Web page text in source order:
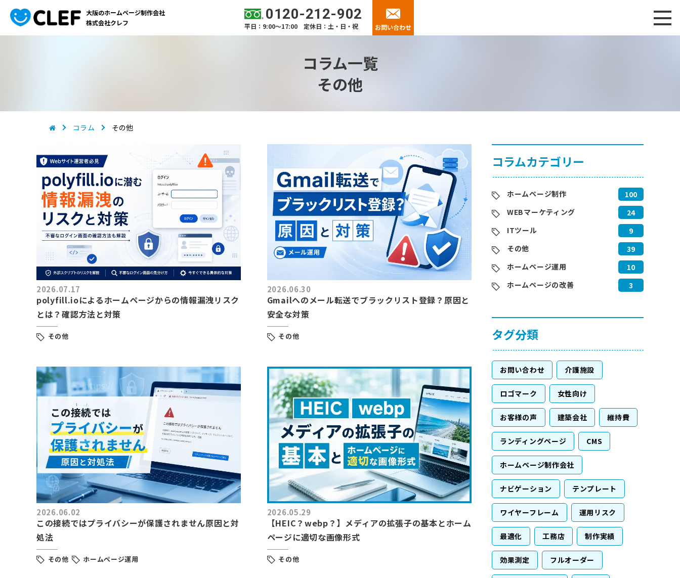
大阪のホームページ制作会社
株式会社クレフ
0120-212-902
平日：9:00～17:00 定休日：土・日・祝 お問い合わせ
コラム一覧
その他
コラム その他
2026.07.17
polyfill.ioによるホームページからの情報漏洩リスク
とは？確認方法と対策
その他
2026.06.30
Gmailへのメール転送でブラックリスト登録？原因と
安全な対策
その他
2026.06.02
この接続ではプライバシーが保護されません原因と対
処法
その他 ホームページ運用
2026.05.29
【HEIC？webp？】メディアの拡張子の基本とホーム
ページに適切な画像形式
その他
コラムカテゴリー
ホームページ制作
100
WEBマーケティング
24
ITツール
9
その他
39
ホームページ運用
10
ホームページの改善
3
タグ分類
お問い合わせ 介護施設
ロゴマーク 女性向け
お客様の声 建築会社 維持費
ランディングページ CMS
ホームページ制作会社
ナビゲーション テンプレート
ワイヤーフレーム 運用リスク
最適化 工務店 制作実績
効果測定 フルオーダー